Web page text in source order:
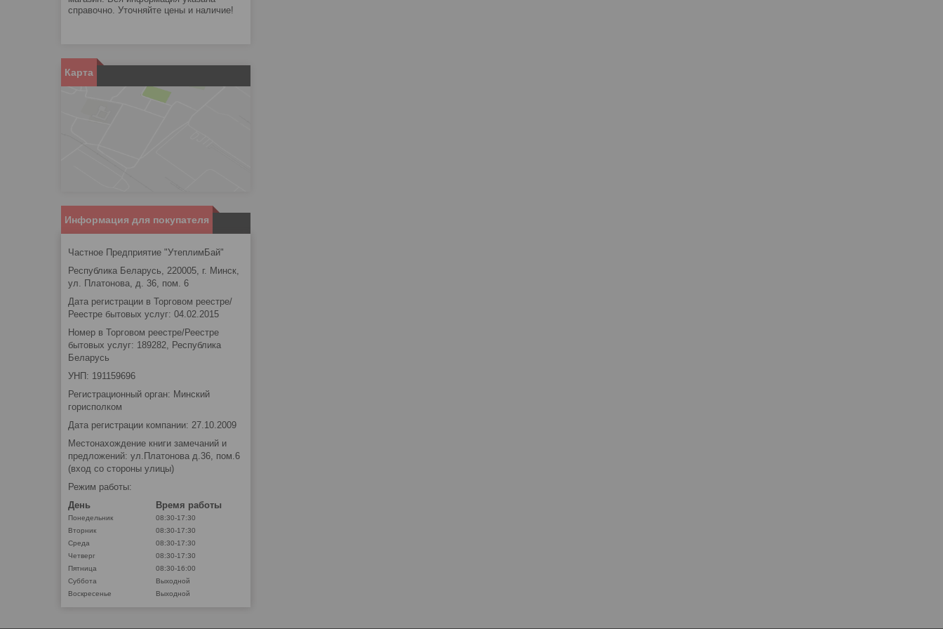
справочно. Уточняйте цены и наличие!
Карта
Информация для покупателя
Частное Предприятие "УтеплимБай"
Республика Беларусь, 220005, г. Минск,
ул. Платонова, д. 36, пом. 6
Дата регистрации в Торговом реестре/
Реестре бытовых услуг: 04.02.2015
Номер в Торговом реестре/Реестре
бытовых услуг: 189282, Республика
Беларусь
УНП: 191159696
Регистрационный орган: Минский
горисполком
Дата регистрации компании: 27.10.2009
Местонахождение книги замечаний и
предложений: ул.Платонова д.36, пом.6
(вход со стороны улицы)
Режим работы:
День
Время работы
Понедельник
08:30-17:30
Вторник
08:30-17:30
Среда
08:30-17:30
Четверг
08:30-17:30
Пятница
08:30-16:00
Суббота
Выходной
Воскресенье
Выходной